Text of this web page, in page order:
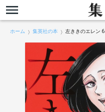
ホーム 集英社の本 左ききのエレン 6